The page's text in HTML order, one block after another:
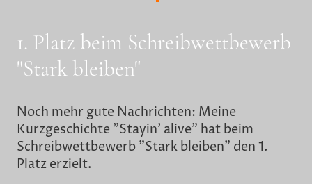
1. Platz beim Schreibwettbewerb
"Stark bleiben"
Noch mehr gute Nachrichten: Meine
Kurzgeschichte "Stayin' alive" hat beim
Schreibwettbewerb "Stark bleiben" den 1.
Platz erzielt.